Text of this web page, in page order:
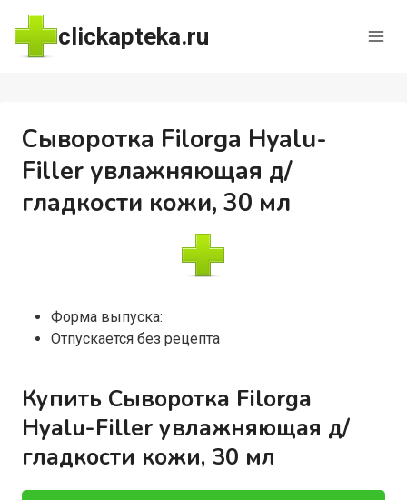
Перейти
содержимому
clickapteka.ru
Сыворотка Filorga Hyalu-
Filler увлажняющая д/
гладкости кожи, 30 мл
Форма выпуска:
Отпускается без рецепта
Купить Сыворотка Filorga
Hyalu-Filler увлажняющая д/
гладкости кожи, 30 мл